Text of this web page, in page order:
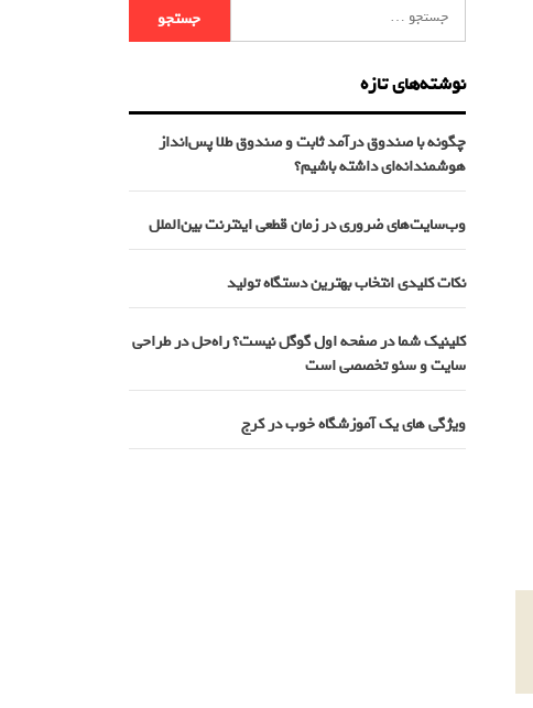
نوشته‌های تازه
چگونه با صندوق درآمد ثابت و صندوق طلا پس‌انداز
هوشمندانه‌ای داشته باشیم؟
وب‌سایت‌های ضروری در زمان قطعی اینترنت بین‌الملل
نکات کلیدی انتخاب بهترین دستگاه تولید
کلینیک شما در صفحه اول گوگل نیست؟ راه‌حل در طراحی
سایت و سئو تخصصی است
ویژگی های یک آموزشگاه خوب در کرج